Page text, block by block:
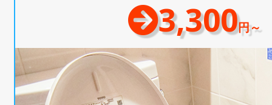
3,300円～